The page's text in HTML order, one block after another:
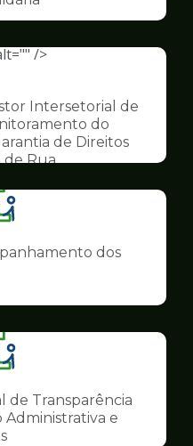
/>
Intersetorial de
do
de Direitos
de Rua
dos
de Transparência
Administrativa e